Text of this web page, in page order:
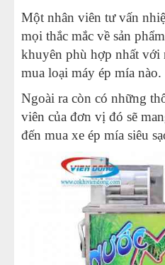
Một nhân viên tư vấn
mọi thắc mắc về sản
khuyên phù hợp nhất với
mua loại máy ép mía nào.
Ngoài ra còn có những
viên của đơn vị đó sẽ
đến mua xe ép mía siêu